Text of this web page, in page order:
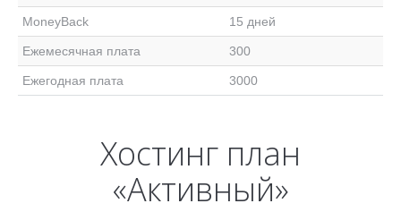
MoneyBack 15 дней
Ежемесячная плата 300
Ежегодная плата 3000
Хостинг план
«Активный»